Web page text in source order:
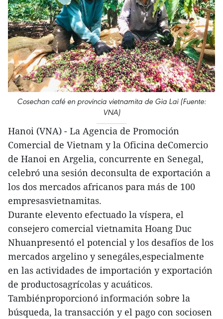
Cosechan café en provincia vietnamita de Gia Lai (Fuente:
VNA)
Hanoi (VNA) - La Agencia de Promoción
Comercial de Vietnam y la Oficina deComercio
de Hanoi en Argelia, concurrente en Senegal,
celebró una sesión deconsulta de exportación a
los dos mercados africanos para más de 100
empresasvietnamitas.
Durante elevento efectuado la víspera, el
consejero comercial vietnamita Hoang Duc
Nhuanpresentó el potencial y los desafíos de los
mercados argelino y senegáles,especialmente
en las actividades de importación y exportación
de productosagrícolas y acuáticos.
Tambiénproporcionó información sobre la
búsqueda, la transacción y el pago con sociosen